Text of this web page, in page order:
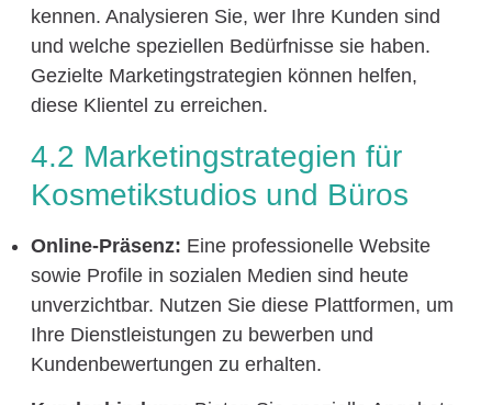
kennen. Analysieren Sie, wer Ihre Kunden sind
und welche speziellen Bedürfnisse sie haben.
Gezielte Marketingstrategien können helfen,
diese Klientel zu erreichen.
4.2 Marketingstrategien für
Kosmetikstudios und Büros
Online-Präsenz: Eine professionelle Website
sowie Profile in sozialen Medien sind heute
unverzichtbar. Nutzen Sie diese Plattformen, um
Ihre Dienstleistungen zu bewerben und
Kundenbewertungen zu erhalten.